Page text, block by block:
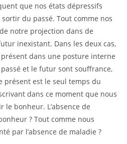
que nos états dépressifs
du passé. Tout comme nos
notre projection dans de
inexistant. Dans les deux cas,
présent dans une posture interne
et le futur sont souffrance,
présent est le seul temps du
dans ce moment que nous
bonheur. L’absence de
? Tout comme nous
par l’absence de maladie ?